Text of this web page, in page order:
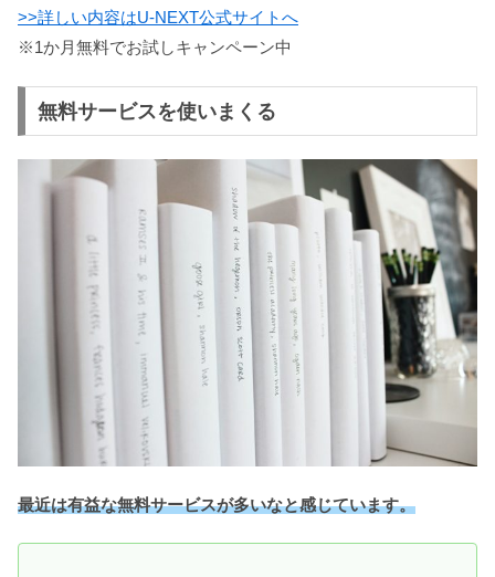
>>詳しい内容はU-NEXT公式サイトへ
※1か月無料でお試しキャンペーン中
無料サービスを使いまくる
最近は有益な無料サービスが多いなと感じています。